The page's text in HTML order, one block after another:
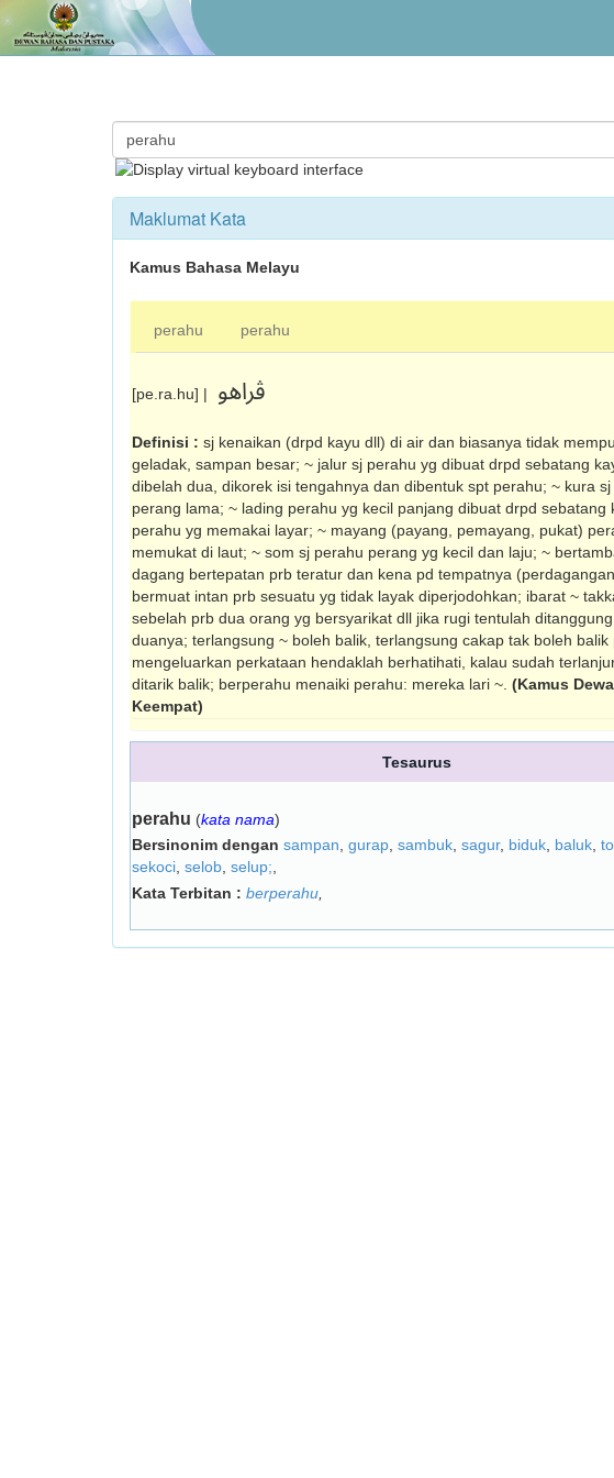
Maklumat Kata
Kamus Bahasa Melayu
perahu perahu
[pe.ra.hu] | ڤراهو
Definisi : sj kenaikan (drpd kayu dll) di air dan biasanya tidak
geladak, sampan besar; ~ jalur sj perahu yg dibuat drpd sebatang
dibelah dua, dikorek isi tengahnya dan dibentuk spt perahu; ~ kura
perang lama; ~ lading perahu yg kecil panjang dibuat drpd sebatang
perahu yg mema­kai layar; ~ mayang (payang, pemayang, pukat)
memukat di laut; ~ som sj perahu perang yg kecil dan laju; ~
dagang bertepatan prb teratur dan kena pd tempatnya
bermuat intan prb sesuatu yg tidak layak diperjodohkan; ibarat ~
sebelah prb dua orang yg bersyarikat dll jika rugi tentulah
duanya; terlangsung ~ boleh balik, terlangsung cakap tak boleh balik
mengeluarkan perkataan hendaklah berhati­hati, kalau sudah
ditarik balik; berperahu menaiki perahu: mereka lari ~. (Kamus
Keempat)
Tesaurus
perahu (kata nama)
Bersinonim dengan sampan gurap sambuk sagur, biduk baluk
sekoci selob selup;
Kata Terbitan : berperahu